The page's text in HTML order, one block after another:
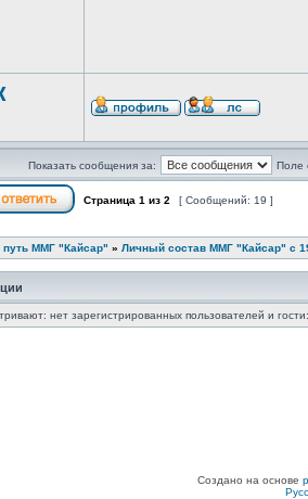
Показать сообщения за: Поле
Страница 1 из 2 [ Сообщений: 19 ]
путь ММГ "Кайсар" » Личный состав ММГ "Кайсар" с
нет зарегистрированных пользователей и
Создано на основе